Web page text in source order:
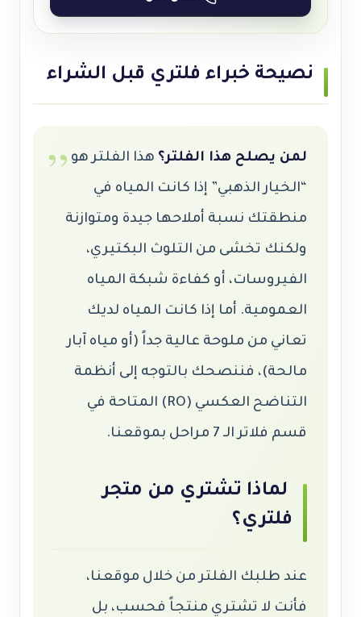
نصيحة خبراء فلتري قبل الشراء
لمن يصلح هذا الفلتر؟ هذا الفلتر هو
“الخيار الذهبي” إذا كانت المياه في
منطقتك نسبة أملاحها جيدة ومتوازنة
ولكنك تخشى من التلوث البكتيري،
الفيروسات، أو كفاءة شبكة المياه
العمومية. أما إذا كانت المياه لديك
تعاني من ملوحة عالية جداً (أو مياه آبار
مالحة)، فننصحك بالتوجه إلى أنظمة
التناضح العكسي (RO) المتاحة في
قسم فلاتر الـ 7 مراحل بموقعنا.
لماذا تشتري من متجر
فلتري؟
عند طلبك الفلتر من خلال موقعنا،
فأنت لا تشتري منتجاً فحسب، بل